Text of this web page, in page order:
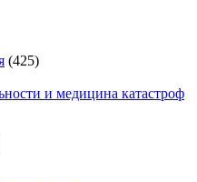
(425)
и медицина катастроф